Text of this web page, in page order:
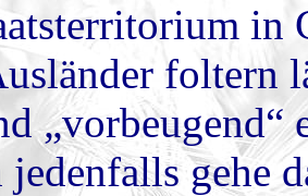
in
foltern
gehe